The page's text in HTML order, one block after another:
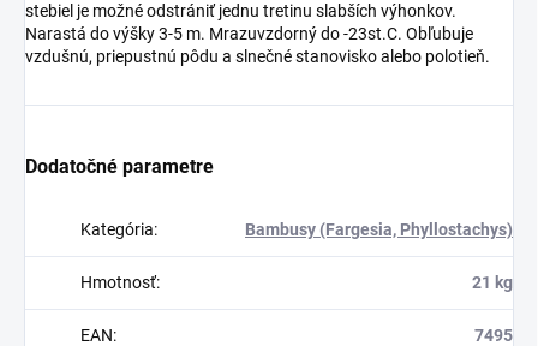
stebiel je možné odstrániť jednu tretinu slabších výhonkov.
Narastá do výšky 3-5 m. Mrazuvzdorný do -23st.C. Obľubuje
vzdušnú, priepustnú pôdu a slnečné stanovisko alebo polotieň.
Dodatočné parametre
Kategória: Bambusy (Fargesia, Phyllostachys)
Hmotnosť: 21 kg
EAN: 7495